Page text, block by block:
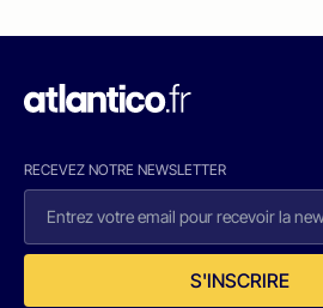
RECEVEZ NOTRE NEWSLETTER
S'INSCRIRE